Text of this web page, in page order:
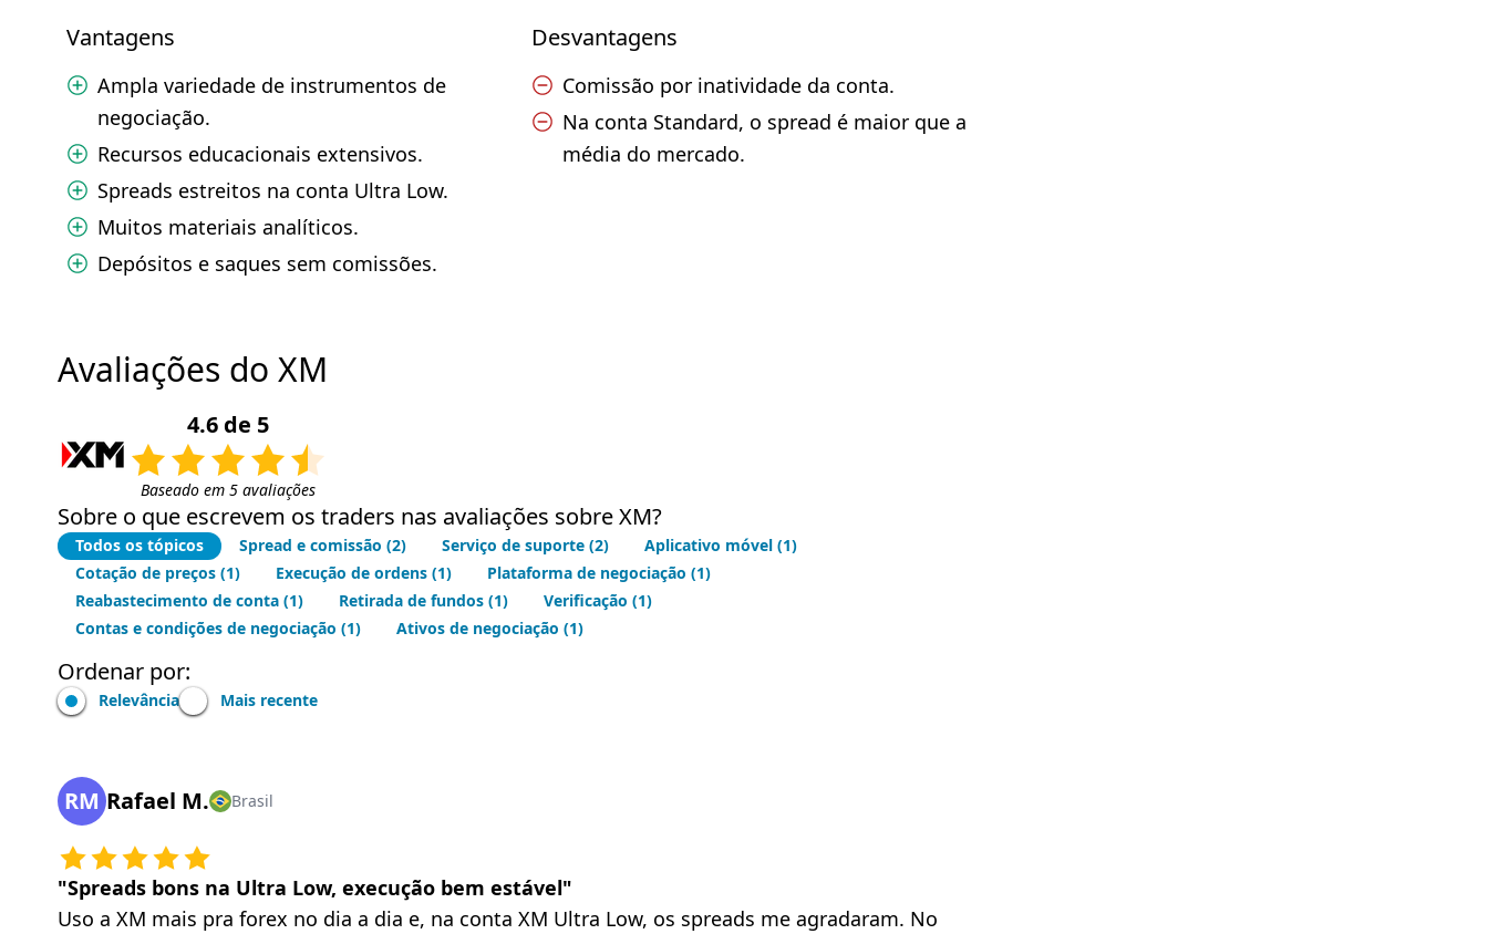
Vantagens
Ampla variedade de instrumentos de
negociação.
Recursos educacionais extensivos.
Spreads estreitos na conta Ultra Low.
Muitos materiais analíticos.
Depósitos e saques sem comissões.
Desvantagens
Comissão por inatividade da conta.
Na conta Standard, o spread é maior que a
média do mercado.
Avaliações do XM
4.6 de 5
Baseado em 5 avaliações
Sobre o que escrevem os traders nas avaliações sobre XM?
Todos os tópicos Spread e comissão (2) Serviço de suporte (2) Aplicativo móvel (1)
Cotação de preços (1) Execução de ordens (1) Plataforma de negociação (1)
Reabastecimento de conta (1) Retirada de fundos (1) Verificação (1)
Contas e condições de negociação (1) Ativos de negociação (1)
Ordenar por:
Relevância Mais recente
RM Rafael M. Brasil
" Spreads bons na Ultra Low, execução bem estável"
Uso a XM mais pra forex no dia a dia e, na conta XM Ultra Low, os spreads me agradaram. No